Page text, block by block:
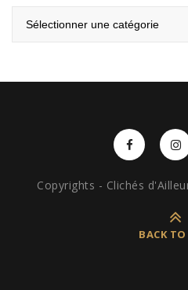
Copyrights - Clichés
BACK